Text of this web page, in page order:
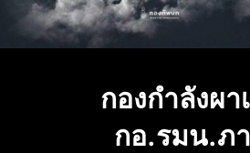
กองกำลังผา
กอ.รมน.ภ